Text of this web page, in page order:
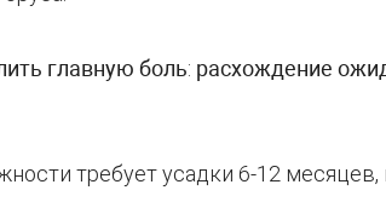
главную боль: расхождение
требует усадки 6-12